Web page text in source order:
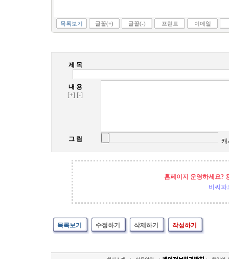
목록보기 글꼴(+) 글꼴(-) 프린트 이메일
제 목
내 용
[+] [-]
그 림 캐
홈페이지 운영하세요?
비씨파
목록보기 수정하기 삭제하기 작성하기